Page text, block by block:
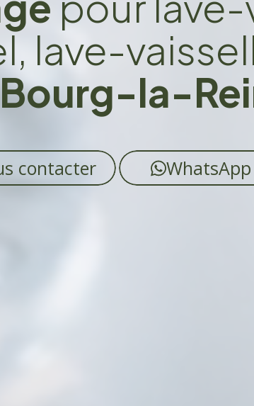
lave-
la-
contacter WhatsApp